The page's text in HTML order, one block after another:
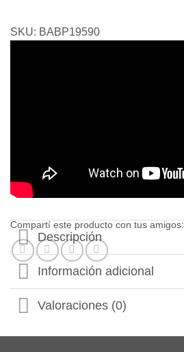
Ball
SKU: BABP19590
Compartí este producto con tus amigos:
Descripción
Información adicional
Valoraciones (0)